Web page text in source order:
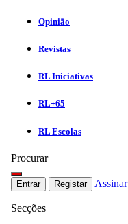
Opinião
Revistas
RL Iniciativas
RL+65
RL Escolas
Procurar
Entrar Registar Assinar
Secções